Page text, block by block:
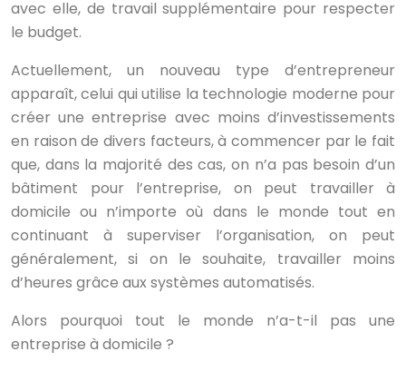
avec elle, de travail supplémentaire pour respecter
le budget.
Actuellement, un nouveau type d’entrepreneur
apparaît, celui qui utilise la technologie moderne pour
créer une entreprise avec moins d’investissements
en raison de divers facteurs, à commencer par le fait
que, dans la majorité des cas, on n’a pas besoin d’un
bâtiment pour l’entreprise, on peut travailler à
domicile ou n’importe où dans le monde tout en
continuant à superviser l’organisation, on peut
généralement, si on le souhaite, travailler moins
d’heures grâce aux systèmes automatisés.
Alors pourquoi tout le monde n’a-t-il pas une
entreprise à domicile ?